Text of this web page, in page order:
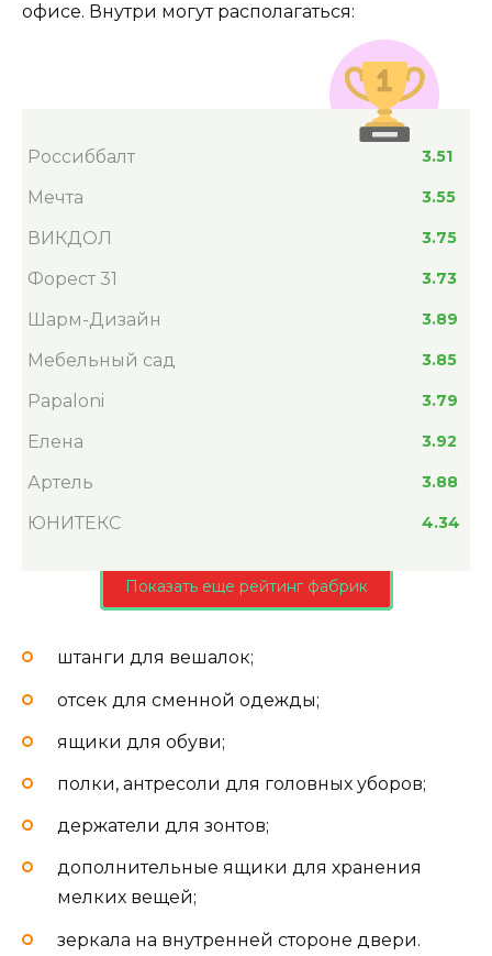
офисе. Внутри могут располагаться:
Россиббалт 3.51
Мечта 3.55
ВИКДОЛ 3.75
Форест 31 3.73
Шарм-Дизайн 3.89
Мебельный сад 3.85
Papaloni 3.79
Елена 3.92
Артель 3.88
ЮНИТЕКС 4.34
Показать еще рейтинг фабрик
штанги для вешалок;
отсек для сменной одежды;
ящики для обуви;
полки, антресоли для головных уборов;
держатели для зонтов;
дополнительные ящики для хранения
мелких вещей;
зеркала на внутренней стороне двери.